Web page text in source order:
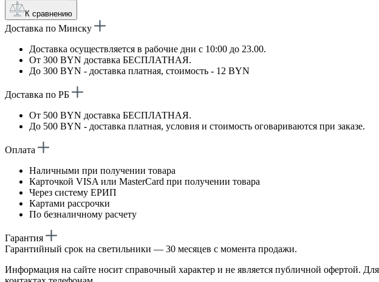
К сравнению
Доставка по Минску
Доставка осуществляется в рабочие дни с 10:00 до 23.00.
От 300 BYN доставка БЕСПЛАТНАЯ.
До 300 BYN - доставка платная, стоимость - 12 BYN
Доставка по РБ
От 500 BYN доставка БЕСПЛАТНАЯ.
До 500 BYN - доставка платная, условия и стоимость оговариваются при заказе.
Оплата
Наличными при получении товара
Карточкой VISA или MasterCard при получении товара
Через систему ЕРИП
Картами рассрочки
По безналичному расчету
Гарантия
Гарантийный срок на светильники — 30 месяцев с момента продажи.
Информация на сайте носит справочный характер и не является публичной офертой.